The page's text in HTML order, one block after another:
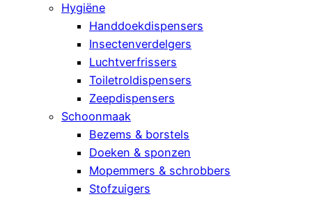
Hygiëne
Handdoekdispensers
Insectenverdelgers
Luchtverfrissers
Toiletroldispensers
Zeepdispensers
Schoonmaak
Bezems & borstels
Doeken & sponzen
Mopemmers & schrobbers
Stofzuigers